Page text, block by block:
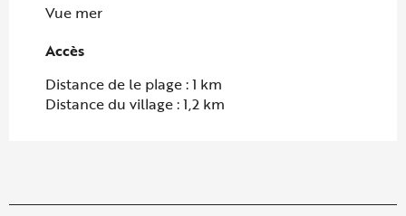
Vue mer
Accès
Accès
Distance de le plage : 1 km
Distance du village : 1,2 km